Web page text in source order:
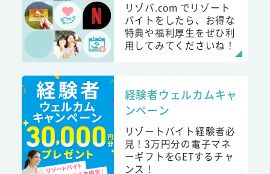
リゾバ.com でリゾート
バイトをしたら、お得な
特典や福利厚生をぜひ利
用してみてくださいね！
経験者ウェルカムキャ
ンペーン
リゾートバイト経験者必
見！3万円分の電子マネ
ーギフトをGETするチャ
ンス！